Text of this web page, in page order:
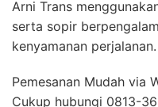
Arni Trans
serta sopir
kenyamanan perjalanan.
Pemesanan Mudah via
Cukup hubungi 0813-